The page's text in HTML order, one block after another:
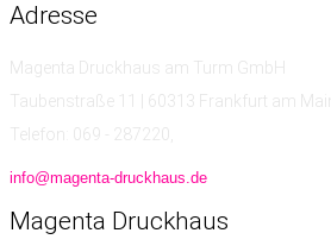
Adresse
Magenta Druckhaus am Turm GmbH
Taubenstraße 11 | 60313 Frankfurt am Main
Telefon: 069 - 287220,
info@magenta-druckhaus.de
Magenta Druckhaus